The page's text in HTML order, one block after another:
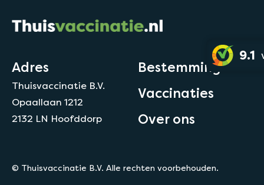
9.1
Adres
Thuisvaccinatie B.V.
Opaallaan 1212
2132 LN Hoofddorp
Bestemmingen
Vaccinaties
Over ons
© Thuisvaccinatie B.V. Alle rechten voorbehouden.